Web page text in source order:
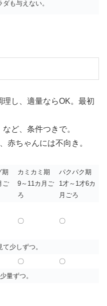
も与えない。
し、適量ならOK。最初
ど、条件つきで。
赤ちゃんには不向き。
期
ご
カミカミ期
9～11カ月ご
ろ
パクパク期
1才～1才6カ
月ごろ
〇 〇
少しずつ。
〇
〇
量ずつ。